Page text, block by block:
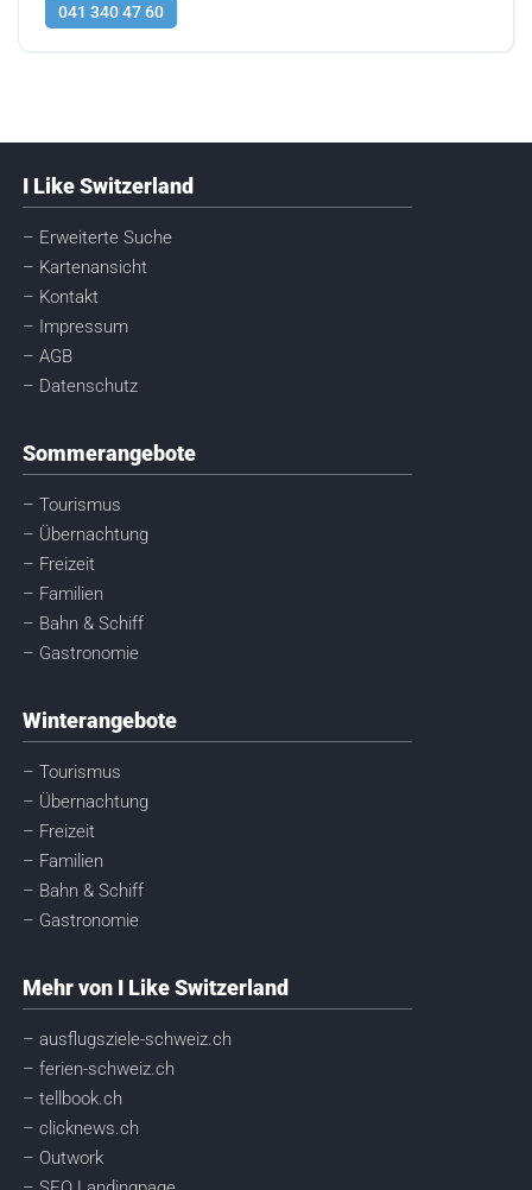
041 340 47 60
I Like Switzerland
– Erweiterte Suche
– Kartenansicht
– Kontakt
– Impressum
– AGB
– Datenschutz
Sommerangebote
– Tourismus
– Übernachtung
– Freizeit
– Familien
– Bahn & Schiff
– Gastronomie
Winterangebote
– Tourismus
– Übernachtung
– Freizeit
– Familien
– Bahn & Schiff
– Gastronomie
Mehr von I Like Switzerland
– ausflugsziele-schweiz.ch
– ferien-schweiz.ch
– tellbook.ch
– clicknews.ch
– Outwork